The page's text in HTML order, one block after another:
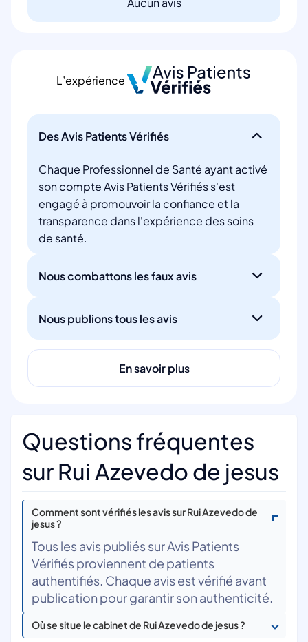
L’expérience
Des Avis Patients Vérifiés
Chaque Professionnel de Santé ayant activé
son compte Avis Patients Vérifiés s'est
engagé à promouvoir la confiance et la
transparence dans l'expérience des soins
de santé.
Nous combattons les faux avis
Nous publions tous les avis
En savoir plus
Questions fréquentes
sur Rui Azevedo de jesus
Comment sont vérifiés les avis sur Rui Azevedo de
jesus ?
Tous les avis publiés sur Avis Patients
Vérifiés proviennent de patients
authentifiés. Chaque avis est vérifié avant
publication pour garantir son authenticité.
Où se situe le cabinet de Rui Azevedo de jesus ?